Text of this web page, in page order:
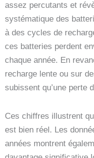
assez percutants et
systématique des
à des cycles de
ces batteries perdent
chaque année. En
recharge lente ou sur
subissent qu’une perte
Ces chiffres illustrent
est bien réel. Les
années montrent